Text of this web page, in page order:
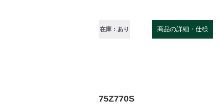
在庫：あり 商品の詳細・仕様
75Z770S